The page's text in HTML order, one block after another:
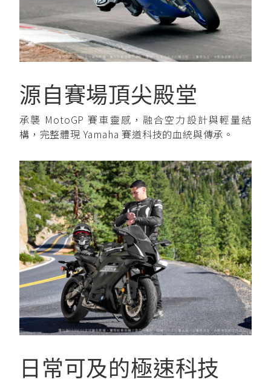
源自賽場頂尖殿堂
承襲 MotoGP 賽車靈感，融合空力設計與輕量結
構，完整體現 Yamaha 賽道科技的血統與傳承。
日常可及的極速科技